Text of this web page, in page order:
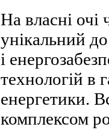
На власні очі
унікальний
і
технологій в
енергетики.
комплексом